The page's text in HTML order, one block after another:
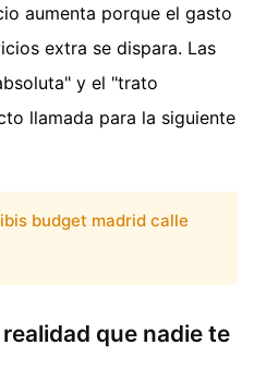
aumenta porque el gasto
extra se dispara. Las
y el "trato
llamada para la siguiente
budget madrid calle
que nadie te